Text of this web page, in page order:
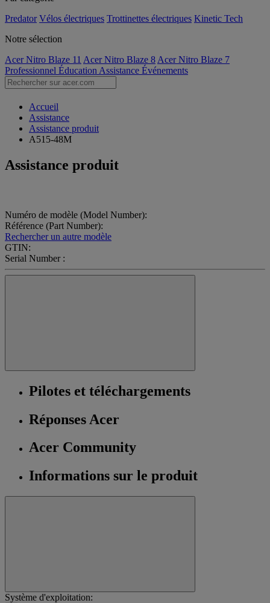
Predator Vélos électriques Trottinettes électriques Kinetic Tech
Notre sélection
Acer Nitro Blaze 11 Acer Nitro Blaze 8 Acer Nitro Blaze 7
Professionnel Éducation Assistance Événements
Accueil
Assistance
Assistance produit
A515-48M
Assistance produit
Numéro de modèle (Model Number):
Référence (Part Number):
Rechercher un autre modèle
GTIN:
Serial Number :
Pilotes et téléchargements
Réponses Acer
Acer Community
Informations sur le produit
Système d'exploitation: